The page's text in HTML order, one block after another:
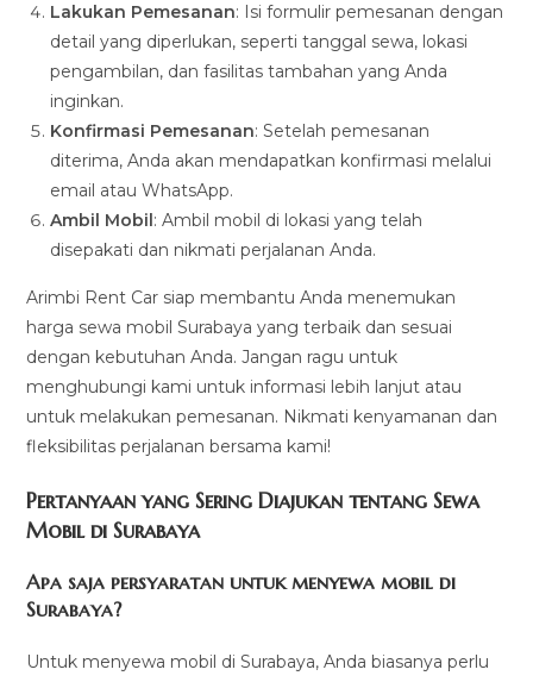
Lakukan Pemesanan: Isi formulir pemesanan dengan
detail yang diperlukan, seperti tanggal sewa, lokasi
pengambilan, dan fasilitas tambahan yang Anda
inginkan.
Konfirmasi Pemesanan: Setelah pemesanan
diterima, Anda akan mendapatkan konfirmasi melalui
email atau WhatsApp.
Ambil Mobil : Ambil mobil di lokasi yang telah
disepakati dan nikmati perjalanan Anda.
Arimbi Rent Car siap membantu Anda menemukan
harga sewa mobil Surabaya yang terbaik dan sesuai
dengan kebutuhan Anda. Jangan ragu untuk
menghubungi kami untuk informasi lebih lanjut atau
untuk melakukan pemesanan. Nikmati kenyamanan dan
fleksibilitas perjalanan bersama kami!
Pertanyaan yang Sering Diajukan tentang Sewa
Mobil di Surabaya
Apa saja persyaratan untuk menyewa mobil di
Surabaya?
Untuk menyewa mobil di Surabaya, Anda biasanya perlu